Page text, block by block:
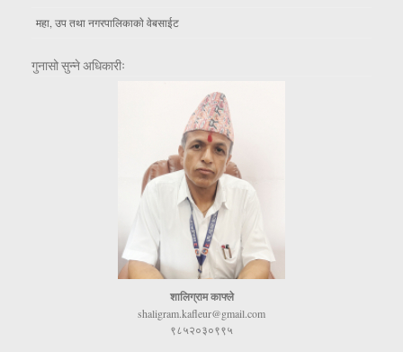
महा, उप तथा नगरपालिकाकाे वेबसाईट
गुनासो सुन्ने अधिकारीः
शालिग्राम काफ्ले
shaligram.kafleur@gmail.com
९८५२०३०९९५